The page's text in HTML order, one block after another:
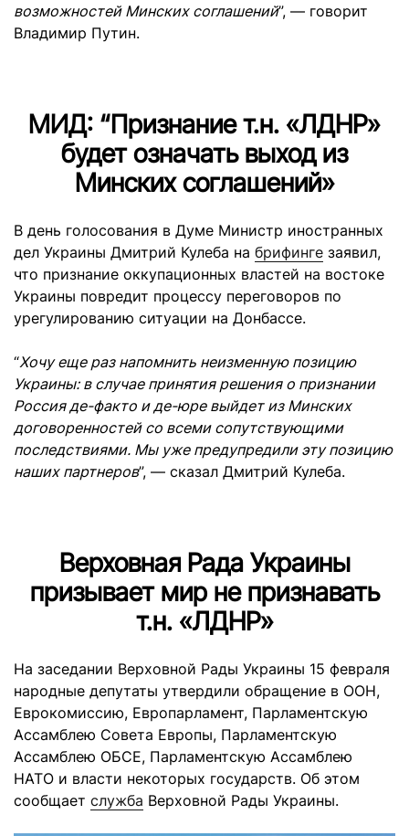
возможностей Минских соглашений”, — говорит
Владимир Путин.
МИД: “Признание т.н. «ЛДНР»
будет означать выход из
Минских соглашений»
В день голосования в Думе Министр иностранных
дел Украины Дмитрий Кулеба на брифинге заявил,
что признание оккупационных властей на востоке
Украины повредит процессу переговоров по
урегулированию ситуации на Донбассе.
“Хочу еще раз напомнить неизменную позицию
Украины: в случае принятия решения о признании
Россия де-факто и де-юре выйдет из Минских
договоренностей со всеми сопутствующими
последствиями. Мы уже предупредили эту позицию
наших партнеров”, — сказал Дмитрий Кулеба.
Верховная Рада Украины
призывает мир не признавать
т.н. «ЛДНР»
На заседании Верховной Рады Украины 15 февраля
народные депутаты утвердили обращение в ООН,
Еврокомиссию, Европарламент, Парламентскую
Ассамблею Совета Европы, Парламентскую
Ассамблею ОБСЕ, Парламентскую Ассамблею
НАТО и власти некоторых государств. Об этом
сообщает служба Верховной Рады Украины.